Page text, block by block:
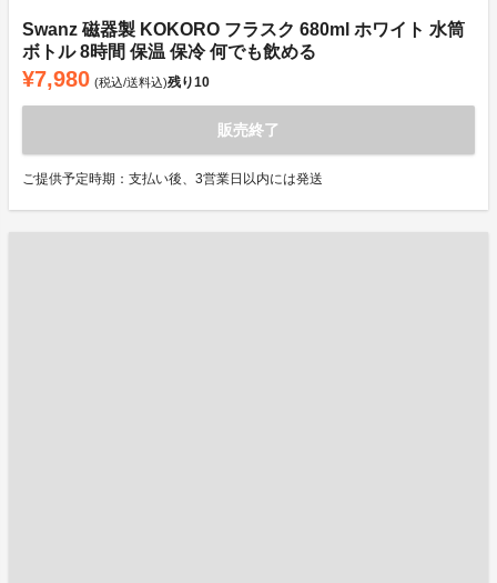
Swanz 磁器製 KOKORO フラスク 680ml ホワイト 水筒
ボトル 8時間 保温 保冷 何でも飲める
¥7,980 (税込/送料込)残り10
販売終了
ご提供予定時期：支払い後、3営業日以内には発送